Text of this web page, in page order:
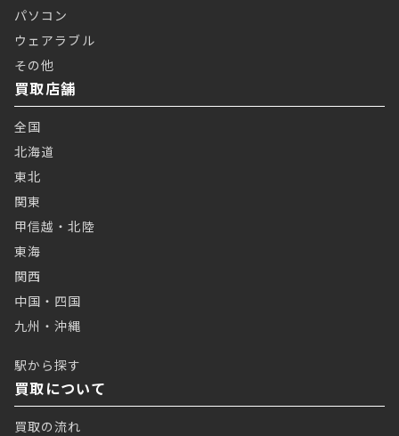
パソコン
ウェアラブル
その他
買取店舗
全国
北海道
東北
関東
甲信越・北陸
東海
関西
中国・四国
九州・沖縄
駅から探す
買取について
買取の流れ